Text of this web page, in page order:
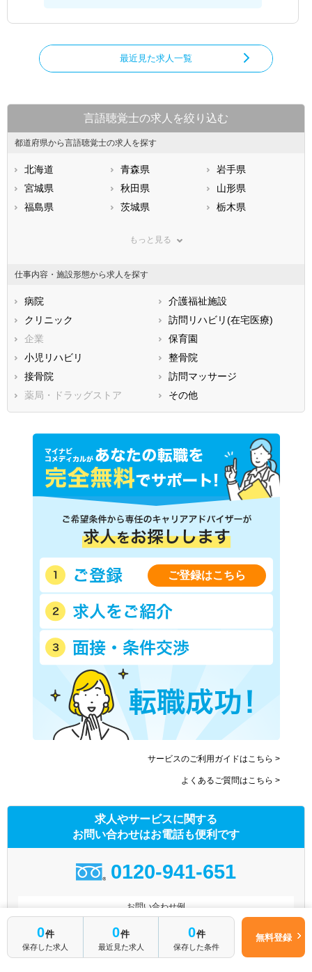
最近見た求人一覧
0件
保存した求人
0件
最近見た求人
0件
保存した条件
無料登録
言語聴覚士の求人を絞り込む
都道府県から言語聴覚士の求人を探す
北海道 青森県
岩手県
宮城県
秋田県
山形県
福島県
茨城県
栃木県
神奈川県
石川県
福井県
静岡県
三重県
滋賀県
大阪府
兵庫県
鳥取県
広島県
徳島県
香川県
愛媛県
福岡県
佐賀県
長崎県
熊本県
大分県
宮崎県
鹿児島県
沖縄県
もっと見る
仕事内容・施設形態から求人を探す
病院
介護福祉施設
クリニック
訪問リハビリ(在宅医療)
企業
保育園
小児リハビリ
整骨院
接骨院
訪問マッサージ
薬局・ドラッグストア
その他
ご登録はこちら
サービスのご利用ガイドはこちら >
よくあるご質問はこちら >
求人やサービスに関する
お問い合わせはお電話も便利です
0120-941-651
お問い合わせ例
「求人番号9084761に興味があるので、詳細を教えていただけます
か？」